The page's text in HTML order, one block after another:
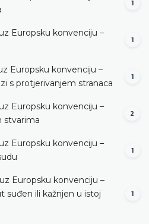
1
Europsku konvenciju –
1
Europsku konvenciju –
s protjerivanjem stranaca
1
Europsku konvenciju –
stvarima
2
Europsku konvenciju –
1
Europsku konvenciju –
suđen ili kažnjen u istoj
1